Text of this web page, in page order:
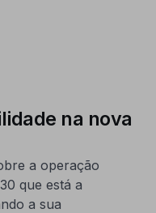
na nova
a operação
que está a
a sua